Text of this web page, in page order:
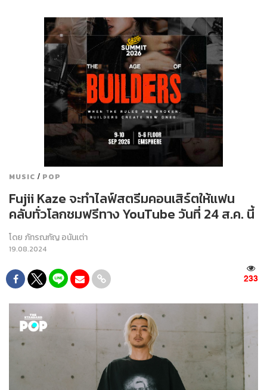
MUSIC / POP
Fujii Kaze จะทำไลฟ์สตรีมคอนเสิร์ตให้แฟน
คลับทั่วโลกชมฟรีทาง YouTube วันที่ 24 ส.ค. นี้
โดย ภัทรณกัญ อนันเต่า
19.08.2024
233